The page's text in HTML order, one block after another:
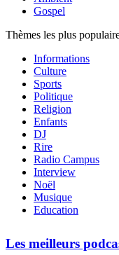
Gospel
Thèmes les plus
Informations
Culture
Sports
Politique
Religion
Enfants
DJ
Rire
Radio Campus
Interview
Noël
Musique
Education
Les meilleurs